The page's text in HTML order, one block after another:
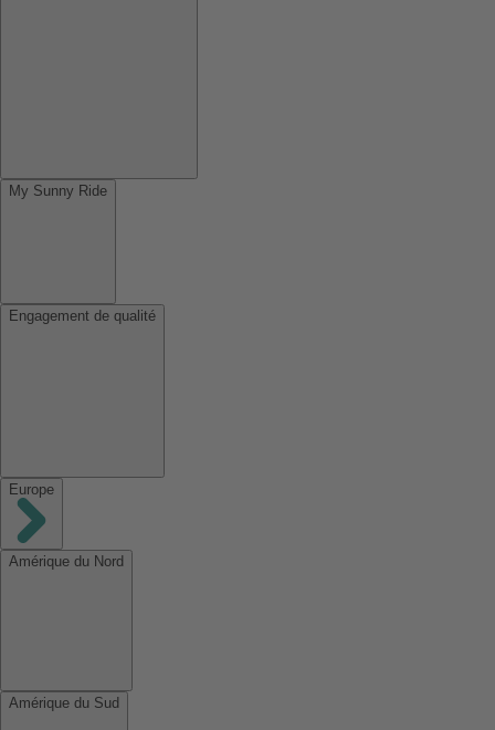
My Sunny Ride
Engagement de qualité
Europe
Amérique du Nord
Amérique du Sud